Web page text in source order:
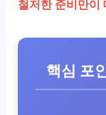
철저한 준비만이
핵심 포